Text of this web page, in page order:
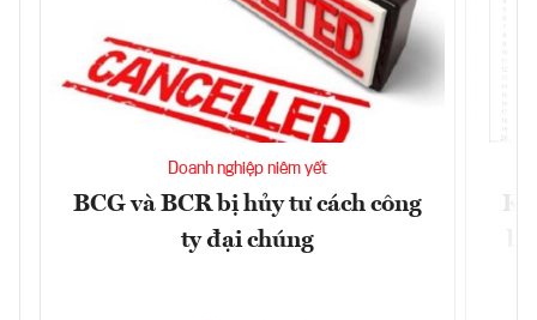
Doanh nghiệp niêm yết
BCG và BCR bị hủy tư cách công
ty đại chúng